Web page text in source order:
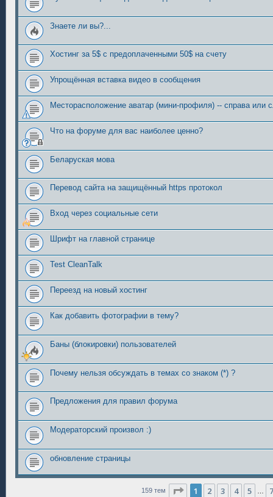
Знаете ли вы?...
Хостинг за 5$ с предоплаченными 50$ на счету
Упрощённая вставка видео в сообщения
Месторасположение аватар (мини-профиля) -- справа или
Что на форуме для вас наиболее ценно?
Беларуская мова
Перевод сайта на защищённый https протокол
Вход через социальные сети
Шрифт на главной странице
Test CleanTalk
Переезд на новый хостинг
Как добавить фотографии в тему?
Баны (блокировки) пользователей
Почему нельзя обсуждать в темах со знаком (*) ?
Предложения для правил форума
Модераторский произвол :)
обновление страницы
159 тем Страница из 7
1 2 3 4 5 7